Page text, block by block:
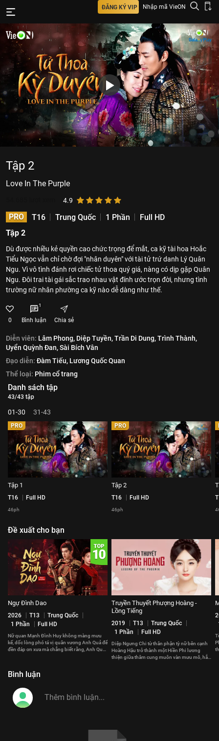
ĐĂNG KÝ VIP Nhập mã VieON
Tập 2
Love In The Purple
4.9
PRO T16 Trung Quốc 1 Phần
Full HD
Tập 2
Dù được nhiều kẻ quyền cao chức trọng để mắt, ca kỹ tài hoa Hoắc
Tiểu Ngọc vẫn chỉ chờ đợi "nhân duyên" với tài tử trứ danh Lý Quân
Ngu. Vì vô tình đánh rơi chiếc tử thoa quý giá, nàng có dịp gặp Quân
Ngu. Đôi trai tài gái sắc trao nhau vật đính ước trọn đời, nhưng tình
trường nữ nhân phường ca kỹ nào dễ dàng như thế.
0
1
Bình luận Chia sẻ
Diễn viên: Lâm Phong, Diệp Tuyền,Trần Di Dung,Trình Thành,
Uyển Quỳnh Đan,Sài Bích Vân
Đạo diễn: Đàm Tiếu, Lương Quốc Quan
Thể loại: Phim cổ trang
Danh sách tập
43/43 tập
01-30 31-43
PRO
Tập 1
T16 Full HD
46ph
PRO
Tập 2
T16 Full HD
46ph
Đề xuất cho bạn
Ngự Đình Dao
2026 T13
Trung Quốc
1 Phần
Full HD
Nữ quan Mạnh Đình Huy không màng mưu
kế, dốc lòng phó tá vị quân vương Anh Quả để
đền đáp ơn xưa mà chẳng biết rằng, Anh Quả
Truyền Thuyết Phượng Hoàng -
Lồng Tiếng
2019 T13
Trung Quốc
1 Phần
Full HD
Diệp Ngưng Chi từ thân phận tỳ nữ bên cạnh
Hoàng Hậu trở thành một Hiền Phi lương
thiện giữa thâm cung muôn vàn mưu mô, hắc
Bình luận